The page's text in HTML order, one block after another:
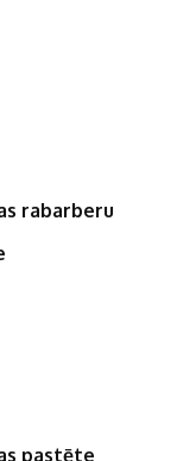
rabarberu
pastēte